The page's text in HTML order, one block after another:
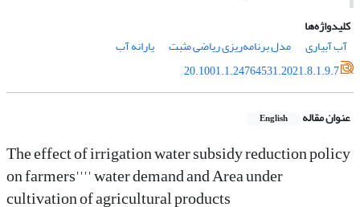
کلیدواژه‌ها
آب آبیاری
مدل برنامه‌ریزی ریاضی مثبت
یارانه آب
20.1001.1.24764531.2021.8.1.9.7
عنوان مقاله English
The effect of irrigation water subsidy reduction policy
on farmers'''' water demand and Area under
cultivation of agricultural products